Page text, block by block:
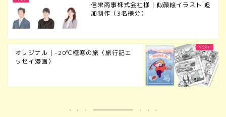
信栄商事株式会社様｜似顔絵イラスト 追
加制作（3名様分）
オリジナル｜-20℃極寒の旅（旅行記エ
ッセイ漫画）